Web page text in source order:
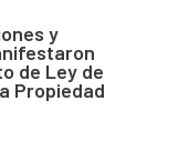
y
de Ley de
Propiedad